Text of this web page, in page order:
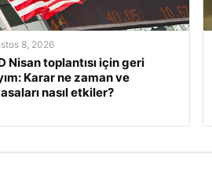
8, 2026
Nisan toplantısı için geri
Karar ne zaman ve
nasıl etkiler?